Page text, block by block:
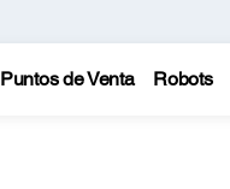
Puntos de Venta Robots